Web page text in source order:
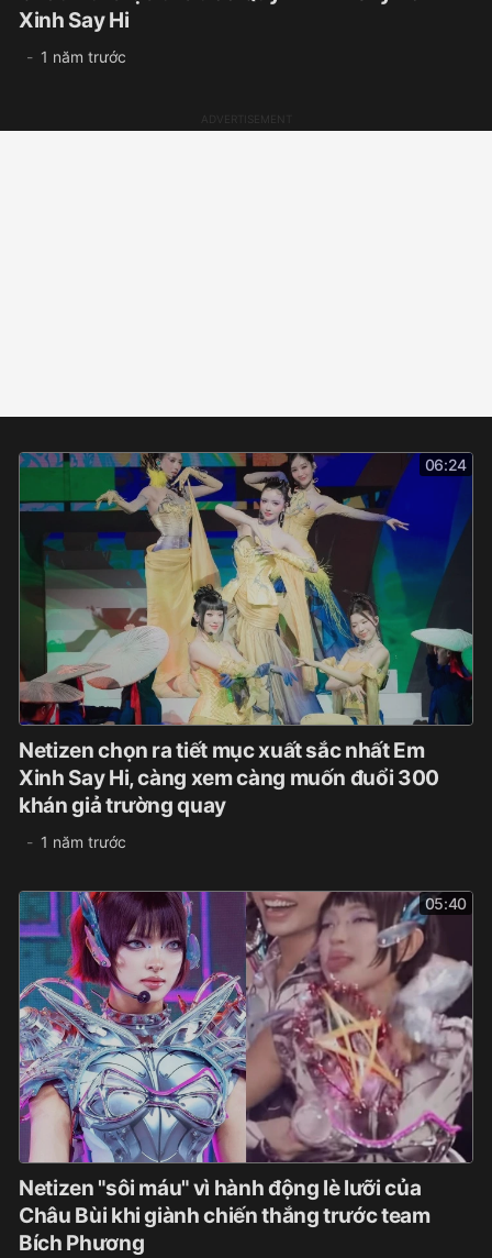
Xinh Say Hi
1 năm trước
06:24
Netizen chọn ra tiết mục xuất sắc nhất Em
Xinh Say Hi, càng xem càng muốn đuổi 300
khán giả trường quay
1 năm trước
05:40
Netizen "sôi máu" vì hành động lè lưỡi của
Châu Bùi khi giành chiến thắng trước team
Bích Phương